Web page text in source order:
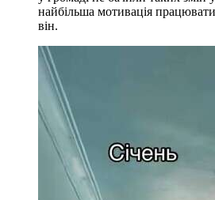
найбільша мотивація працювати
він.